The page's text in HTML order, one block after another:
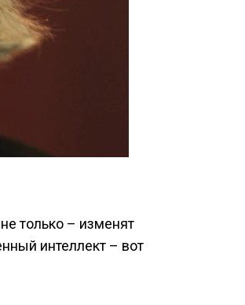
только – изменят
интеллект – вот